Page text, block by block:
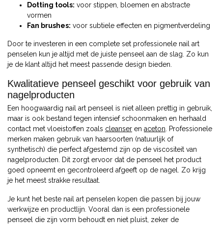
Dotting tools: voor stippen, bloemen en abstracte
vormen
Fan brushes: voor subtiele effecten en pigmentverdeling
Door te investeren in een complete set professionele nail art
penselen kun je altijd met de juiste penseel aan de slag. Zo kun
je de klant altijd het meest passende design bieden.
Kwalitatieve penseel geschikt voor gebruik van
nagelproducten
Een hoogwaardig nail art penseel is niet alleen prettig in gebruik,
maar is ook bestand tegen intensief schoonmaken en herhaald
contact met vloeistoffen zoals cleanser en aceton. Professionele
merken maken gebruik van haarsoorten (natuurlijk of
synthetisch) die perfect afgestemd zijn op de viscositeit van
nagelproducten. Dit zorgt ervoor dat de penseel het product
goed opneemt en gecontroleerd afgeeft op de nagel. Zo krijg
je het meest strakke resultaat.
Je kunt het beste nail art penselen kopen die passen bij jouw
werkwijze en productlijn. Vooral dan is een professionele
penseel die zijn vorm behoudt en niet pluist, zeker de